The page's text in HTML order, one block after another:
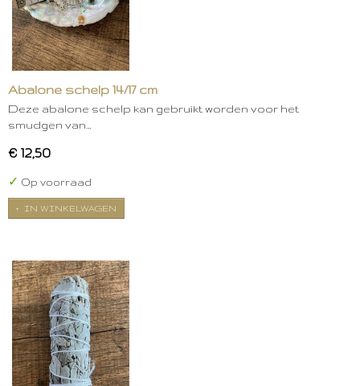
Abalone schelp 14/17 cm
Deze abalone schelp kan gebruikt worden voor het
smudgen van…
€ 12,50
✓ Op voorraad
IN WINKELWAGEN